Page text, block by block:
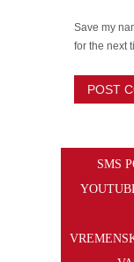
Save my
for the next
SMS